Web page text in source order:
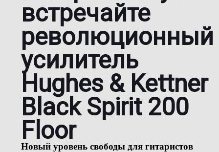
встречайте
революционный
усилитель
Hughes & Kettner
Black Spirit 200
Floor
Новый уровень свободы для гитаристов